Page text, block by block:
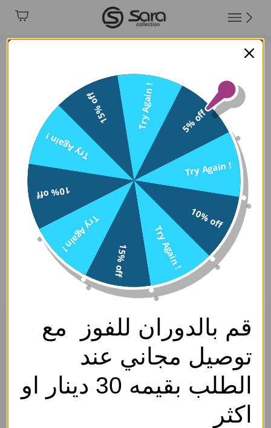
حلق - فضي ابيض - 0
سارة كوليكشن
SKU: EP2781-Silver White-0
اكسسوار- Access.
4.750د.ك
إجـعلـهـا هـديــة
5% off
Try Again !
10% off
Try Again !
15% off
Try Again !
10% off
Try Again !
15% off Try Again !
قم بالدوران للفوز مع
توصيل مجاني عند
الطلب بقيمه 30 دينار او
اكثر